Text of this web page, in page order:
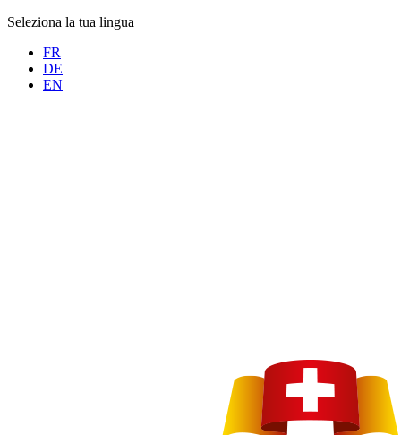
Seleziona la tua lingua
FR
DE
EN